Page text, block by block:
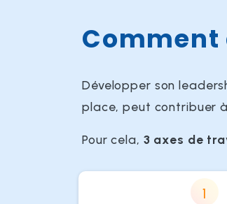
Comment
Développer son
place, peut contribuer
Pour cela, 3 axes de
1